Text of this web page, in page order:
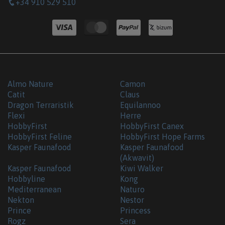
+34 910 529 510
Almo Nature
Camon
Catit
Claus
Dragon Terraristik
Equilannoo
Flexi
Herre
HobbyFirst
HobbyFirst Canex
HobbyFirst Feline
HobbyFirst Hope Farms
Kasper Faunafood
Kasper Faunafood
(Akwavit)
Kasper Faunafood
Hobbyline
Kiwi Walker
Kong
Mediterranean
Naturo
Nekton
Nestor
Prince
Princess
Rogz
Sera